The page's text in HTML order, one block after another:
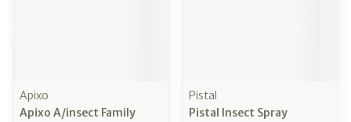
Apixo
Apixo A/insect Family
Pistal
Pistal Insect Spray